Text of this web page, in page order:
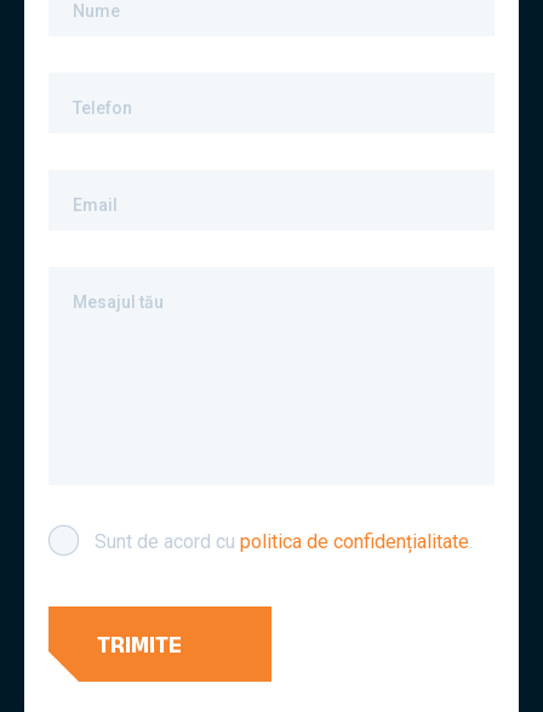
Nume
Telefon
Email
Mesajul tău
Sunt de acord cu politica de confidențialitate.